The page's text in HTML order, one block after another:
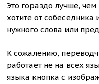
Это гораздо лучше,
хотите от собеседника
нужного слова или
К сожалению,
работает не на всех
языка кнопка с